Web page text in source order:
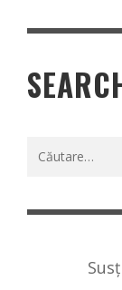
Caută